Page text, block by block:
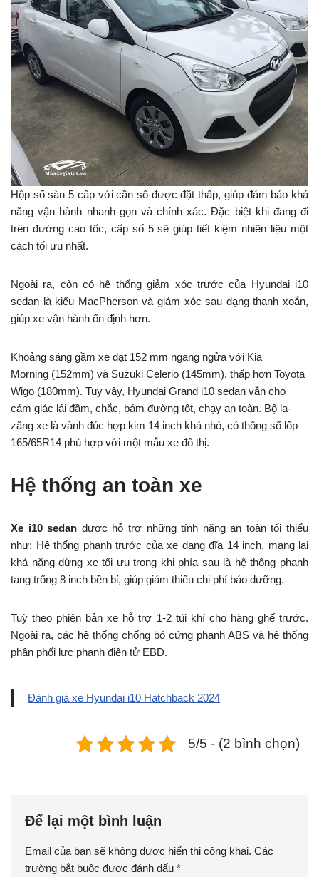
Hộp số sàn 5 cấp với cần số được đặt thấp, giúp đảm bảo khả
năng vận hành nhanh gọn và chính xác. Đặc biệt khi đang đi
trên đường cao tốc, cấp số 5 sẽ giúp tiết kiệm nhiên liệu một
cách tối ưu nhất.
Ngoài ra, còn có hệ thống giảm xóc trước của Hyundai i10
sedan là kiểu MacPherson và giảm xóc sau dạng thanh xoắn,
giúp xe vận hành ổn định hơn.
Khoảng sáng gầm xe đạt 152 mm ngang ngửa với Kia
Morning (152mm) và Suzuki Celerio (145mm), thấp hơn Toyota
Wigo (180mm). Tuy vậy, Hyundai Grand i10 sedan vẫn cho
cảm giác lái đầm, chắc, bám đường tốt, chạy an toàn. Bộ la-
zăng xe là vành đúc hợp kim 14 inch khá nhỏ, có thông số lốp
165/65R14 phù hợp với một mẫu xe đô thị.
Hệ thống an toàn xe
Xe i10 sedan được hỗ trợ những tính năng an toàn tối thiểu
như: Hệ thống phanh trước của xe dạng đĩa 14 inch, mang lại
khả năng dừng xe tối ưu trong khi phía sau là hệ thống phanh
tang trống 8 inch bền bỉ, giúp giảm thiểu chi phí bảo dưỡng.
Tuỳ theo phiên bản xe hỗ trợ 1-2 túi khí cho hàng ghế trước.
Ngoài ra, các hệ thống chống bó cứng phanh ABS và hệ thống
phân phối lực phanh điện tử EBD.
Đánh giá xe Hyundai i10 Hatchback 2024
5/5 - (2 bình chọn)
Để lại một bình luận
Email của bạn sẽ không được hiển thị công khai. Các
trường bắt buộc được đánh dấu *